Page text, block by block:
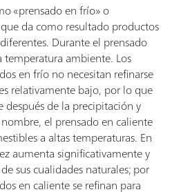
«prensado en frío» o
da como resultado productos
Durante el prensado
temperatura ambiente. Los
en frío no necesitan refinarse
relativamente bajo, por lo que
de la precipitación y
el prensado en caliente
a altas temperaturas. En
aumenta significativamente y
sus cualidades naturales; por
en caliente se refinan para